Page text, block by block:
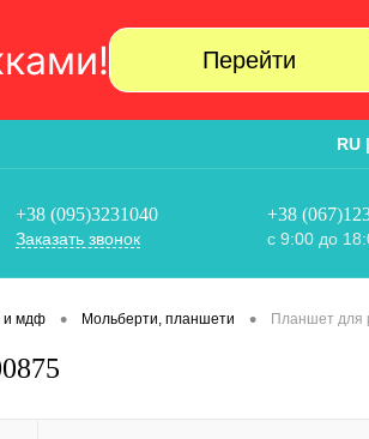
Перейти
RU |
+38 (095)3231040
Заказать звонок
+38
с 9:00 до
и мдф • Мольберти, планшети • Планшет для